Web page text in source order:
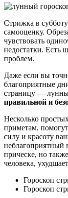
Стрижка в
самооценку.
чувствовать
недостатки. Есть
проблем.
Даже если вы
благоприятные
страницу —
правильной и
Несколько
приметам,
силу и красоту
неблагоприятный
прическе, но
человека,
Гороскоп
Гороскоп